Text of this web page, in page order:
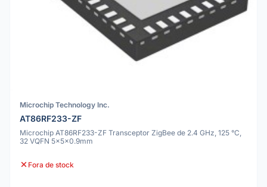
Microchip Technology Inc.
AT86RF233-ZF
Microchip AT86RF233-ZF Transceptor ZigBee de 2.4 GHz, 125 °C,
32 VQFN 5x5x0.9mm
Fora de stock